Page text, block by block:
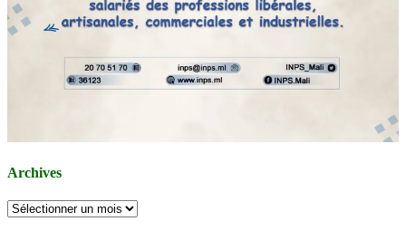
Archives
Archives